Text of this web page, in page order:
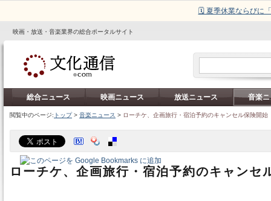
🗓️ 夏季休業ならびに
映画・放送・音楽業界の総合ポータルサイト
総合ニュース 映画ニュース 放送ニュース 音楽
閲覧中のページ: トップ> 音楽ニュース > ローチケ、企画旅行・宿泊予約のキャンセル保険開始
ローチケ、企画旅行・宿泊予約のキャンセ